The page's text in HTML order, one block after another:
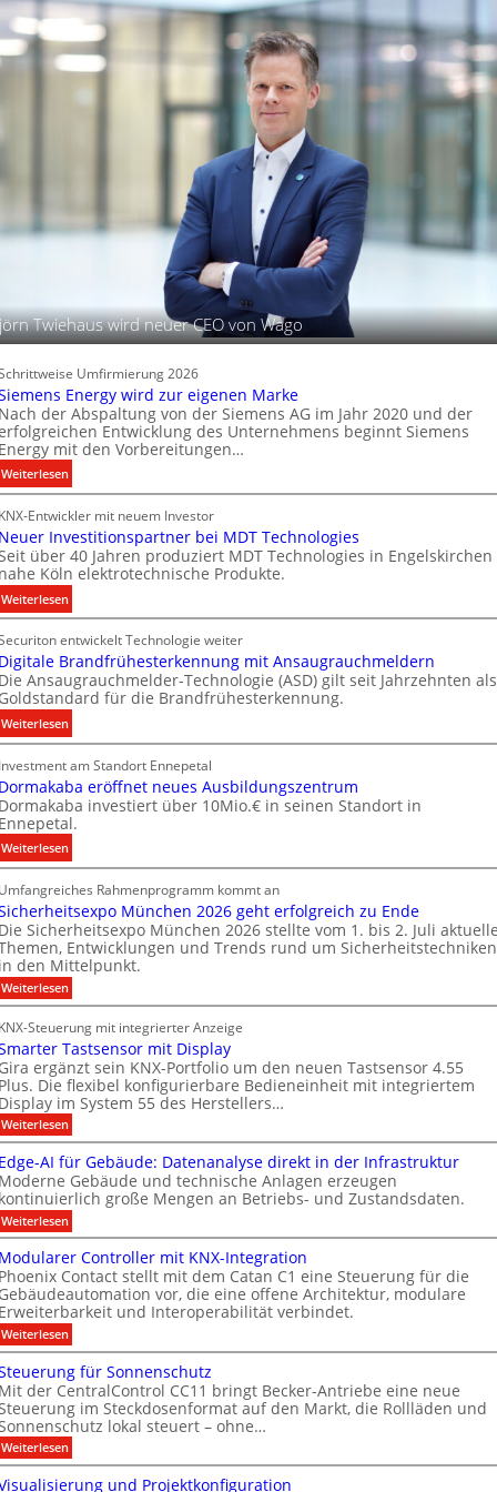
h
c
u
n
g
s
t
e
c
h
n
i
k
ü
r
r
k
t
t
e
n
Twiehaus wird neuer CEO von Wago
Umfirmierung 2026
Energy wird zur eigenen Marke
der Abspaltung von der Siemens AG im Jahr 2020 und der
Entwicklung des Unternehmens beginnt Siemens
mit den Vorbereitungen…
Weiterlesen:
S
i
e
m
e
n
s
E
n
e
r
g
y
w
i
r
d
z
u
r
e
i
g
e
n
n
M
a
r
k
e
Entwickler mit neuem Investor
Investitionspartner bei MDT Technologies
über 40 Jahren produziert MDT Technologies in Engelskirchen
Köln elektrotechnische Produkte.
Weiterlesen:
N
e
u
e
r
I
n
v
e
s
t
i
t
i
o
n
s
p
a
t
n
e
r
b
e
i
M
D
T
T
e
c
h
n
o
l
o
g
i
e
s
entwickelt Technologie weiter
Brandfrühesterkennung mit Ansaugrauchmeldern
Ansaugrauchmelder-Technologie (ASD) gilt seit Jahrzehnten als
für die Brandfrühesterkennung.
Weiterlesen:
D
i
g
i
t
a
l
e
B
r
a
n
d
ü
h
e
s
t
e
r
k
e
n
u
n
g
m
i
t
A
n
s
a
am Standort Ennepetal
eröffnet neues Ausbildungszentrum
investiert über 10Mio.€ in seinen Standort in
Weiterlesen:
D
o
r
m
a
k
a
a
e
r
ö
f
f
n
e
t
n
u
e
s
A
u
s
b
i
l
d
u
Rahmenprogramm kommt an
München 2026 geht erfolgreich zu Ende
Sicherheitsexpo München 2026 stellte vom 1. bis 2. Juli
Entwicklungen und Trends rund um Sicherheitstechniken
den Mittelpunkt.
Weiterlesen:
S
c
h
e
r
h
e
i
t
s
e
x
p
o
M
n
c
h
e
n
2
2
6
g
e
h
t
e
r
Steuerung mit integrierter Anzeige
Tastsensor mit Display
ergänzt sein KNX-Portfolio um den neuen Tastsensor 4.55
Die flexibel konfigurierbare Bedieneinheit mit integriertem
im System 55 des Herstellers…
Weiterlesen:
S
m
a
r
t
r
a
s
t
s
e
n
s
o
r
m
i
t
D
i
s
AI für Gebäude: Datenanalyse direkt in der Infrastruktur
Gebäude und technische Anlagen erzeugen
große Mengen an Betriebs- und Zustandsdaten.
Weiterlesen:
E
g
e
-
A
I
f
ü
r
G
e
b
ä
u
d
e
Controller mit KNX-Integration
Contact stellt mit dem Catan C1 eine Steuerung für die
vor, die eine offene Architektur, modulare
und Interoperabilität verbindet.
Weiterlesen:
M
d
u
l
a
r
e
C
für Sonnenschutz
der CentralControl CC11 bringt Becker-Antriebe eine neue
im Steckdosenformat auf den Markt, die Rollläden und
lokal steuert – ohne…
Weiterlesen:
S
und Projektkonfiguration